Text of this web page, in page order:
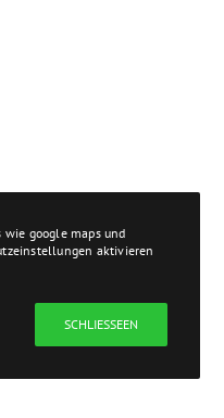
wie google maps und
aktivieren
SCHLIESSEEN